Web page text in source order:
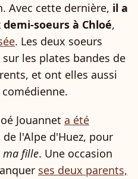
Avec cette dernière, il a
soeurs à Chloé,
. Les deux soeurs
les plates bandes de
et ont elles aussi
Jouannet a été
l'Alpe d'Huez, pour
ma fille. Une occasion
ses deux parents,